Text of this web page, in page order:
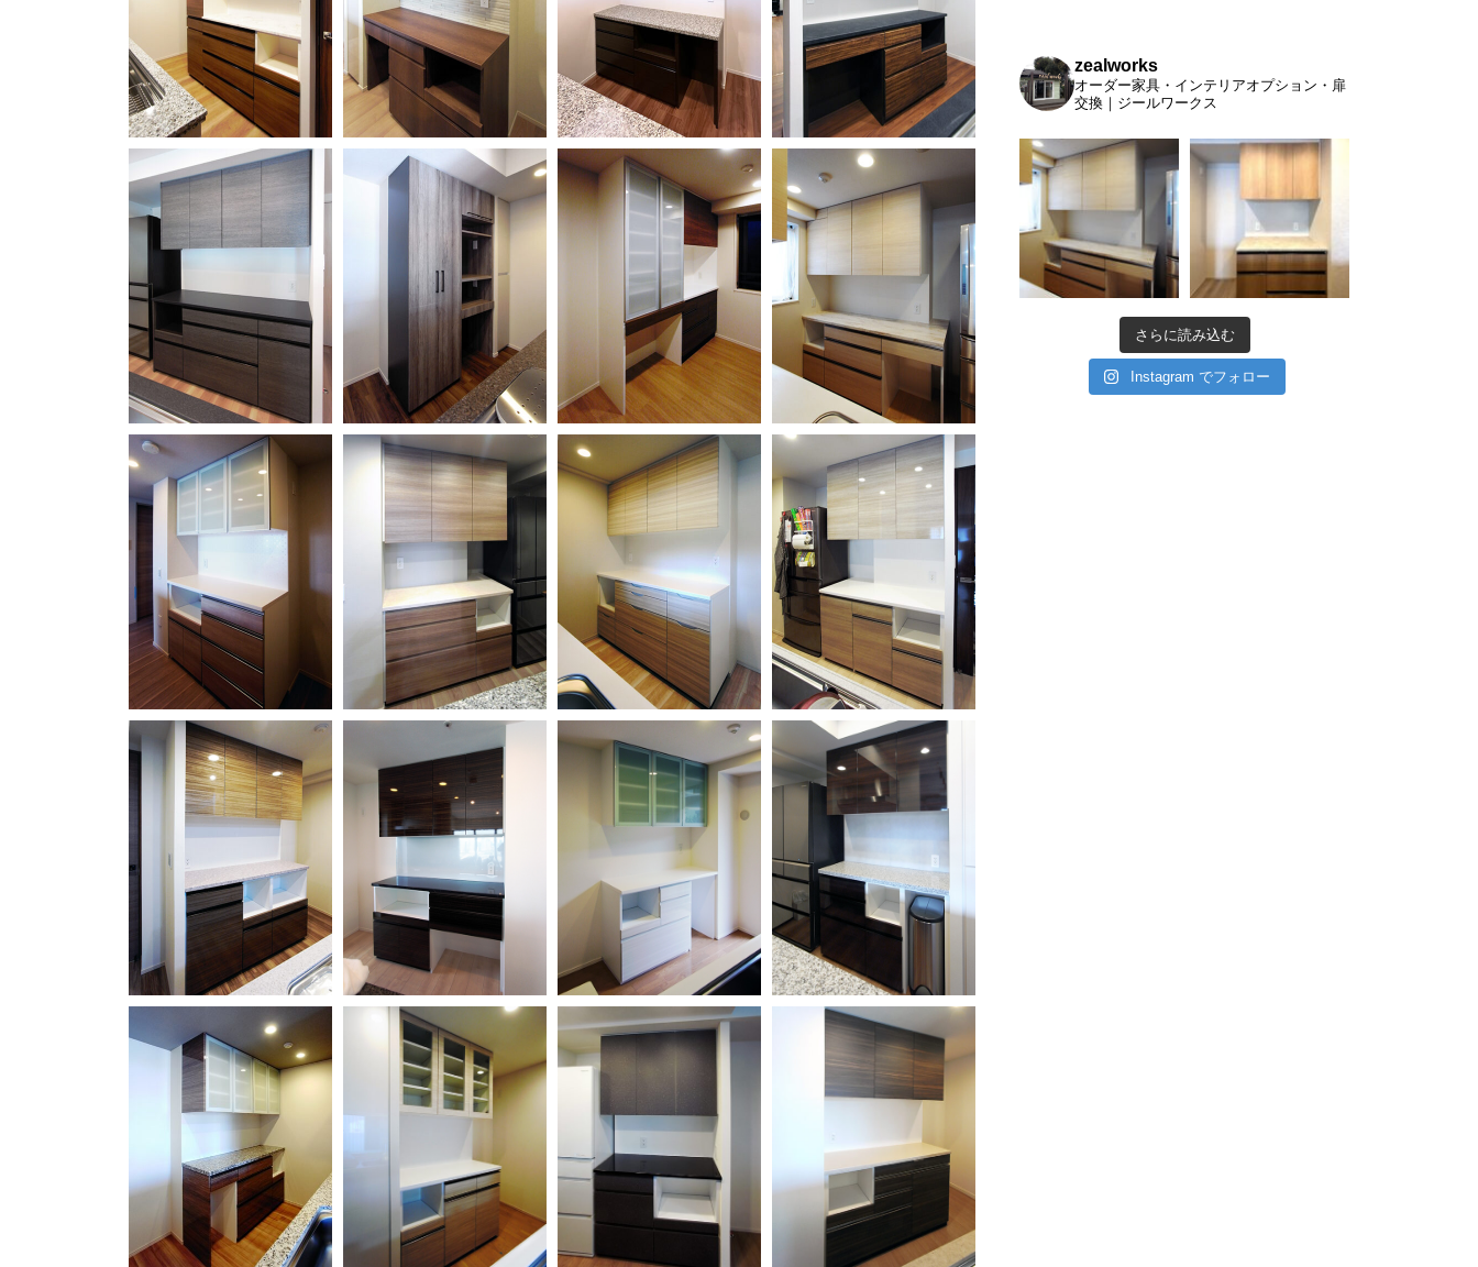
zealworks
オーダー家具・インテリアオプション・扉
交換｜ジールワークス
さらに読み込む
Instagram でフォロー